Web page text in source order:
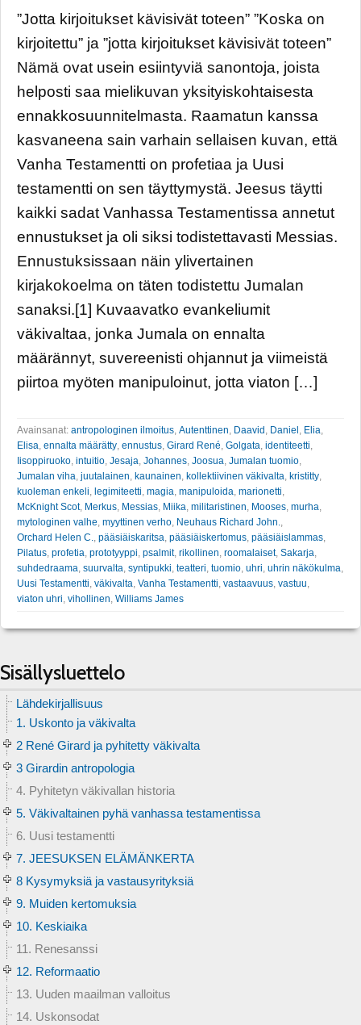
”Jotta kirjoitukset kävisivät toteen” ”Koska on
kirjoitettu” ja ”jotta kirjoitukset kävisivät toteen”
Nämä ovat usein esiintyviä sanontoja, joista
helposti saa mielikuvan yksityiskohtaisesta
ennakkosuunnitelmasta. Raamatun kanssa
kasvaneena sain varhain sellaisen kuvan, että
Vanha Testamentti on profetiaa ja Uusi
testamentti on sen täyttymystä. Jeesus täytti
kaikki sadat Vanhassa Testamentissa annetut
ennustukset ja oli siksi todistettavasti Messias.
Ennustuksissaan näin ylivertainen
kirjakokoelma on täten todistettu Jumalan
sanaksi.[1] Kuvaavatko evankeliumit
väkivaltaa, jonka Jumala on ennalta
määrännyt, suvereenisti ohjannut ja viimeistä
piirtoa myöten manipuloinut, jotta viaton […]
Avainsanat: antropologinen ilmoitus Autenttinen Daavid Daniel Elia
Elisa ennalta määrätty ennustus Girard René Golgata identiteetti
Iisoppiruoko intuitio Jesaja Johannes Joosua Jumalan tuomio
Jumalan viha juutalainen kaunainen kollektiivinen väkivalta kristitty
kuoleman enkeli legimiteetti magia manipuloida marionetti
McKnight Scot, Merkus Messias Miika militaristinen Mooses murha
mytologinen valhe myyttinen verho Neuhaus Richard John.
Orchard Helen C.
pääsiäiskaritsa pääsiäiskertomus pääsiäislammas
Pilatus profetia prototyyppi psalmit, rikollinen roomalaiset, Sakarja
suhdedraama suurvalta syntipukki teatteri tuomio uhri uhrin näkökulma
Uusi Testamentti väkivalta Vanha Testamentti vastaavuus vastuu
viaton uhri vihollinen Williams James
Sisällysluettelo
Lähdekirjallisuus
1. Uskonto ja väkivalta
2 René Girard ja pyhitetty väkivalta
3 Girardin antropologia
4. Pyhitetyn väkivallan historia
5. Väkivaltainen pyhä vanhassa testamentissa
6. Uusi testamentti
7. JEESUKSEN ELÄMÄNKERTA
8 Kysymyksiä ja vastausyrityksiä
9. Muiden kertomuksia
10. Keskiaika
11. Renesanssi
12. Reformaatio
13. Uuden maailman valloitus
14. Uskonsodat